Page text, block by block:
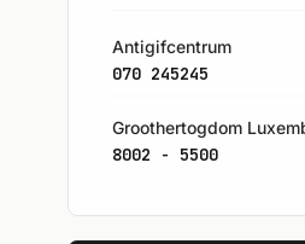
Antigifcentrum
070 245245
Groothertogdom
8002 - 5500